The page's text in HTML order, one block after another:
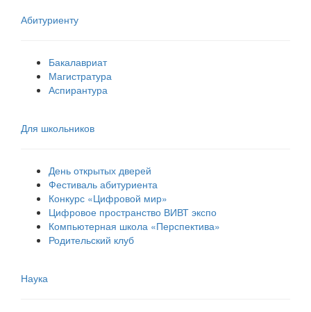
Абитуриенту
Бакалавриат
Магистратура
Аспирантура
Для школьников
День открытых дверей
Фестиваль абитуриента
Конкурс «Цифровой мир»
Цифровое пространство ВИВТ экспо
Компьютерная школа «Перспектива»
Родительский клуб
Наука